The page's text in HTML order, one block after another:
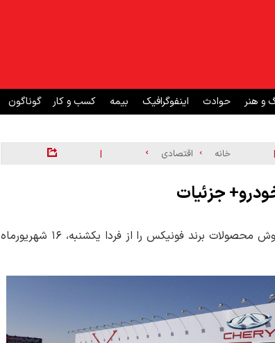
و هنر حوادث اینفوگرافیک بیمه کسب و کار گوناگون
| خانه اقتصادی |
جزئیات
شرکت مدیران خودرو پس از اعلام لیست جدید قیمت‌ها، شرایط تازه فروش محصولات برند فونیکس را از فردا یکشنبه، ۱۶ شهریورماه